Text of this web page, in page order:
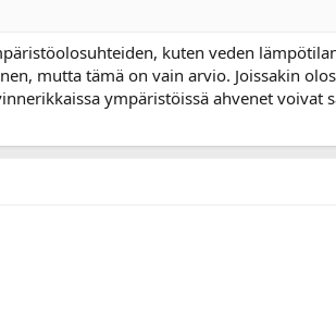
kuten veden
mutta tämä on vain arvio. Joissakin
ympäristöissä ahvenet